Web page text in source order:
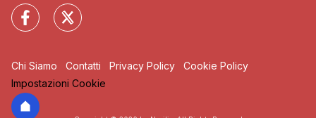
Chi Siamo Contatti Privacy Policy
Cookie Policy
Impostazioni Cookie